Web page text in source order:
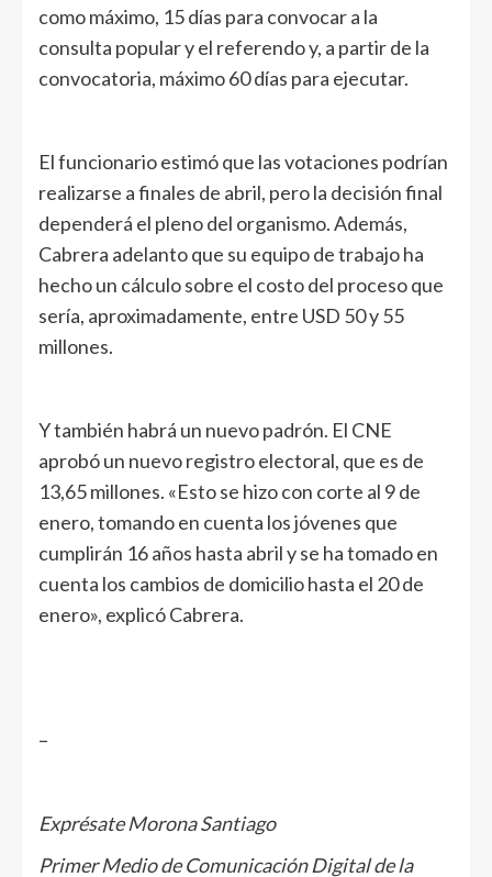
como máximo, 15 días para convocar a la
consulta popular y el referendo y, a partir de la
convocatoria, máximo 60 días para ejecutar.
El funcionario estimó que las votaciones podrían
realizarse a finales de abril, pero la decisión final
dependerá el pleno del organismo. Además,
Cabrera adelanto que su equipo de trabajo ha
hecho un cálculo sobre el costo del proceso que
sería, aproximadamente, entre USD 50 y 55
millones.
Y también habrá un nuevo padrón. El CNE
aprobó un nuevo registro electoral, que es de
13,65 millones. «Esto se hizo con corte al 9 de
enero, tomando en cuenta los jóvenes que
cumplirán 16 años hasta abril y se ha tomado en
cuenta los cambios de domicilio hasta el 20 de
enero», explicó Cabrera.
–
Exprésate Morona Santiago
Primer Medio de Comunicación Digital de la